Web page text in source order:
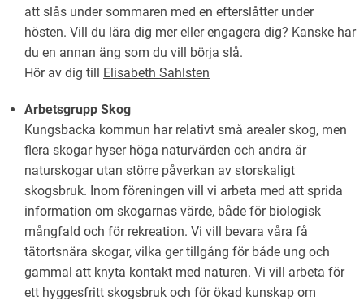
att slås under sommaren med en efterslåtter under
hösten. Vill du lära dig mer eller engagera dig? Kanske har
du en annan äng som du vill börja slå.
Hör av dig till Elisabeth Sahlsten
Arbetsgrupp Skog
Kungsbacka kommun har relativt små arealer skog, men
flera skogar hyser höga naturvärden och andra är
naturskogar utan större påverkan av storskaligt
skogsbruk. Inom föreningen vill vi arbeta med att sprida
information om skogarnas värde, både för biologisk
mångfald och för rekreation. Vi vill bevara våra få
tätortsnära skogar, vilka ger tillgång för både ung och
gammal att knyta kontakt med naturen. Vi vill arbeta för
ett hyggesfritt skogsbruk och för ökad kunskap om